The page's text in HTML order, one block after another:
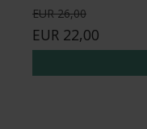
EUR 26,00
EUR 22,00